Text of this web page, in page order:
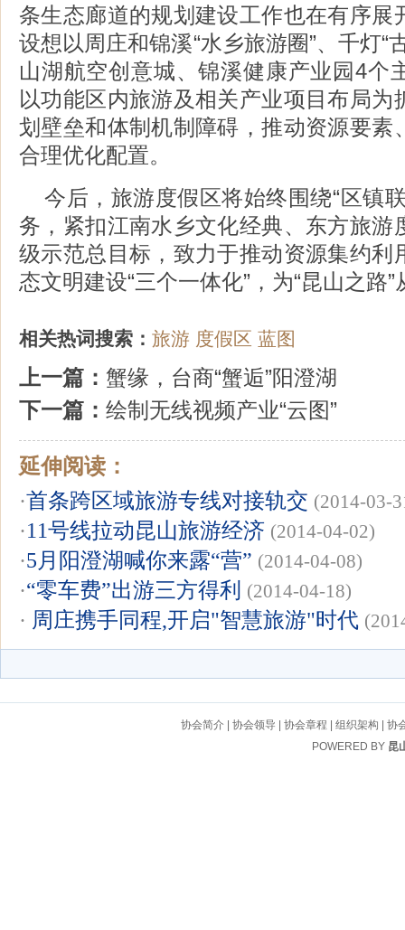
条生态廊道的规划建设工作也在有序展
设想以周庄和锦溪“水乡旅游圈”、千灯“
山湖航空创意城、锦溪健康产业园4个
以功能区内旅游及相关产业项目布局为
划壁垒和体制机制障碍，推动资源要素
合理优化配置。
今后，旅游度假区将始终围绕“区镇
务，紧扣江南水乡文化经典、东方旅游
级示范总目标，致力于推动资源集约利
态文明建设“三个一体化”，为“昆山之路
相关热词搜索： 旅游 度假区 蓝图
上一篇： 蟹缘，台商“蟹逅”阳澄湖
下一篇： 绘制无线视频产业“云图”
延伸阅读：
·首条跨区域旅游专线对接轨交 (2014-03-
·11号线拉动昆山旅游经济 (2014-04-02)
·5月阳澄湖喊你来露“营” (2014-04-08)
·“零车费”出游三方得利 (2014-04-18)
· 周庄携手同程,开启"智慧旅游"时代
协会简介 |协会领导 |协会章程 |组织架构 |协
POWERED BY 昆